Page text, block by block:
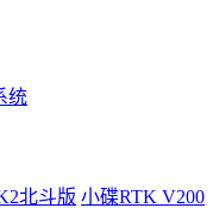
统
北斗版 小碟RTK V200